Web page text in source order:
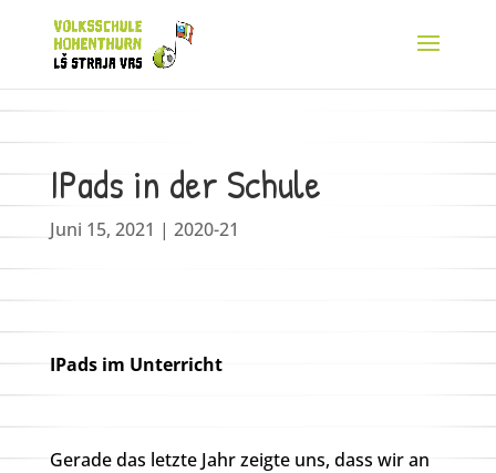
IPads in der Schule
Juni 15, 2021 | 2020-21
IPads im Unterricht
Gerade das letzte Jahr zeigte uns, dass wir an